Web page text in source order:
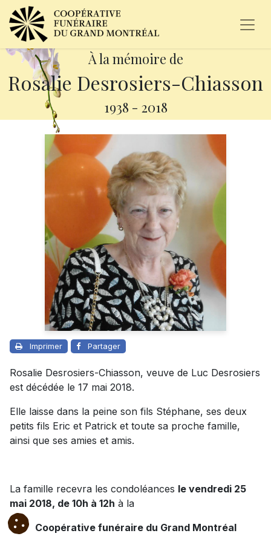
À la mémoire de
Rosalie Desrosiers-Chiasson
1938 - 2018
Imprimer Partager
Rosalie Desrosiers-Chiasson, veuve de Luc Desrosiers
est décédée le 17 mai 2018.
Elle laisse dans la peine son fils Stéphane, ses deux
petits fils Eric et Patrick et toute sa proche famille,
ainsi que ses amies et amis.
La famille recevra les condoléances le vendredi 25
mai 2018, de 10h à 12h à la
Coopérative funéraire du Grand Montréal